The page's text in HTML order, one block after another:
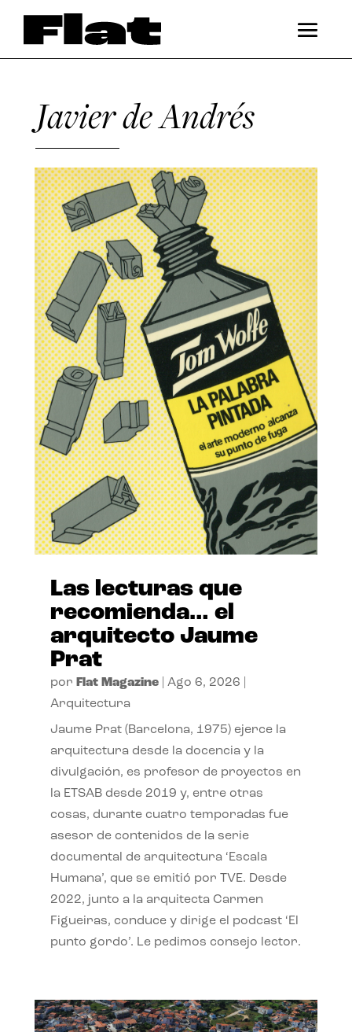
Javier de Andrés
Las lecturas que
recomienda… el
arquitecto Jaume
Prat
por Flat Magazine| Ago 6, 2026
Arquitectura
Jaume Prat (Barcelona, 1975) ejerce la
arquitectura desde la docencia y la
divulgación, es profesor de proyectos en
la ETSAB desde 2019 y, entre otras
cosas, durante cuatro temporadas fue
asesor de contenidos de la serie
documental de arquitectura ‘Escala
Humana’, que se emitió por TVE. Desde
2022, junto a la arquitecta Carmen
Figueiras, conduce y dirige el podcast ‘El
punto gordo’. Le pedimos consejo lector.